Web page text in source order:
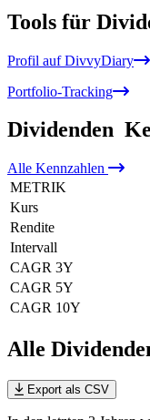
Tools für
Profil auf DivvyDiary
Portfolio-Tracking
Dividenden
Alle Kennzahlen
METRIK
Kurs
Rendite
Intervall
CAGR 3Y
CAGR 5Y
CAGR 10Y
Alle
Export als CSV